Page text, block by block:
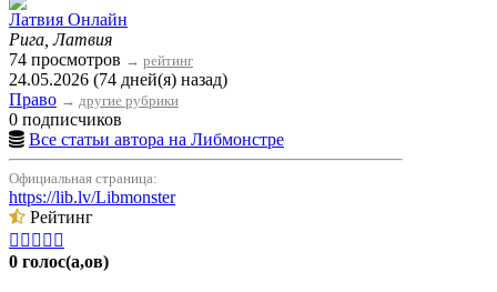
Латвия Онлайн
Рига, Латвия
74 просмотров → рейтинг
24.05.2026 (74 дней(я) назад)
Право → другие рубрики
0 подписчиков
Все статьи автора на Либмонстре
Официальная страница:
https://lib.lv/Libmonster
Рейтинг
    
0 голос(а,ов)